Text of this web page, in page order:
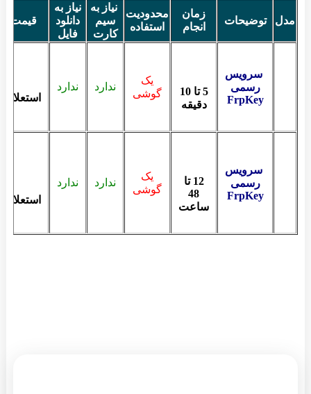
زمان
انجام
محدودیت
استفاده
سیم
کارت
نیاز به
دانلود
فایل
قیمت
5 تا 10
دقیقه
گوشی
ندارد
ندارد
12 تا
48
یک
گوشی
ندارد
ندارد